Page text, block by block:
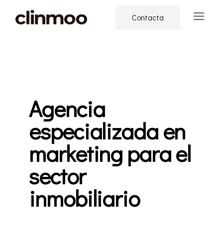
Contacta
Agencia
especializada en
marketing para el
sector
inmobiliario